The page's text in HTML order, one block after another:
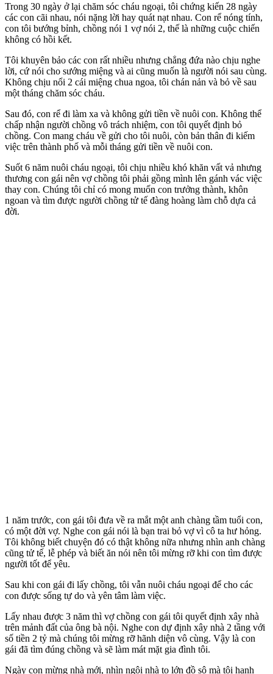
Trong 30 ngày ở lại chăm sóc cháu ngoại, tôi chứng kiến 28 ngày
các con cãi nhau, nói nặng lời hay quát nạt nhau. Con rể nóng tính,
con tôi bướng bỉnh, chồng nói 1 vợ nói 2, thế là những cuộc chiến
không có hồi kết.
Tôi khuyên bảo các con rất nhiều nhưng chẳng đứa nào chịu nghe
lời, cứ nói cho sướng miệng và ai cũng muốn là người nói sau cùng.
Không chịu nổi 2 cái miệng chua ngoa, tôi chán nản và bỏ về sau
một tháng chăm sóc cháu.
Sau đó, con rể đi làm xa và không gửi tiền về nuôi con. Không thể
chấp nhận người chồng vô trách nhiệm, con tôi quyết định bỏ
chồng. Con mang cháu về gửi cho tôi nuôi, còn bản thân đi kiếm
việc trên thành phố và mỗi tháng gửi tiền về nuôi con.
Suốt 6 năm nuôi cháu ngoại, tôi chịu nhiều khó khăn vất vả nhưng
thương con gái nên vợ chồng tôi phải gồng mình lên gánh vác việc
thay con. Chúng tôi chỉ có mong muốn con trưởng thành, khôn
ngoan và tìm được người chồng tử tế đàng hoàng làm chỗ dựa cả
đời.
1 năm trước, con gái tôi đưa về ra mắt một anh chàng tầm tuổi con,
có một đời vợ. Nghe con gái nói là bạn trai bỏ vợ vì cô ta hư hỏng.
Tôi không biết chuyện đó có thật không nữa nhưng nhìn anh chàng
cũng tử tế, lễ phép và biết ăn nói nên tôi mừng rỡ khi con tìm được
người tốt để yêu.
Sau khi con gái đi lấy chồng, tôi vẫn nuôi cháu ngoại để cho các
con được sống tự do và yên tâm làm việc.
Lấy nhau được 3 năm thì vợ chồng con gái tôi quyết định xây nhà
trên mảnh đất của ông bà nội. Nghe con dự định xây nhà 2 tầng với
số tiền 2 tỷ mà chúng tôi mừng rỡ hãnh diện vô cùng. Vậy là con
gái đã tìm đúng chồng và sẽ làm mát mặt gia đình tôi.
Ngày con mừng nhà mới, nhìn ngôi nhà to lớn đồ sộ mà tôi hạnh